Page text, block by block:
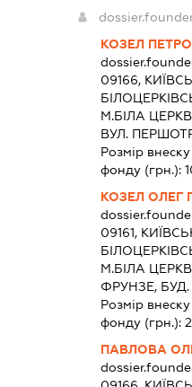
КОЗЕЛ
09166,
М.БIЛА
ВУЛ.
Розмір
фонду (грн.):
КОЗЕЛ ОЛЕГ
09161,
М.БIЛА
ФРУНЗЕ, БУД.
Розмір
фонду (грн.):
ПАВЛОВА